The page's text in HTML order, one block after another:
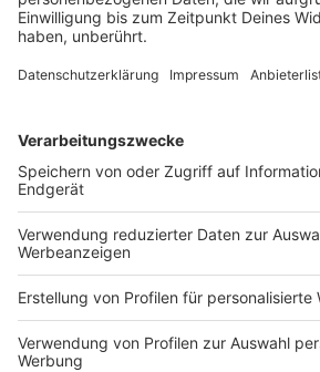
(FDP-Ratsfraktionschef Jörg Berens)